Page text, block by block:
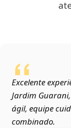
Excelente
Jardim
ágil, equipe
combinado.